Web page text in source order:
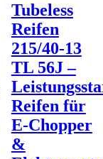
Tubeless
Reifen
215/40‑13
TL 56J –
Reifen für
E‑Chopper
&